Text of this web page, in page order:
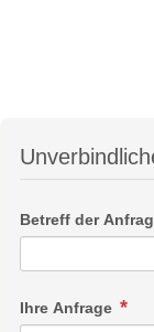
Betreff der
Ihre Anfrage